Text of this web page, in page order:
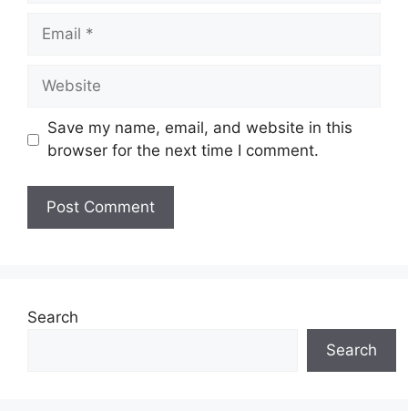
Email
Website
Save my name, email, and website in this
browser for the next time I comment.
Search
Search